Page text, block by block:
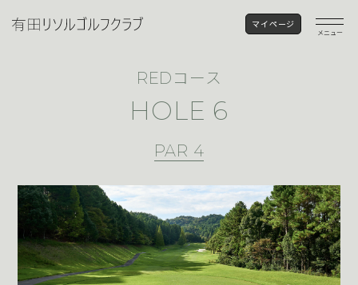
メニュー
マイページ
RED コース
HOLE 6
PAR 4